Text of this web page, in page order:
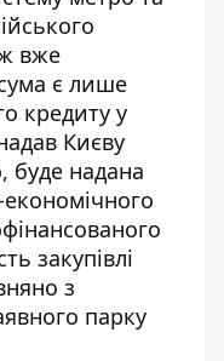
вже
є лише
кредиту у
Києву
буде надана
закупівлі
з
парку